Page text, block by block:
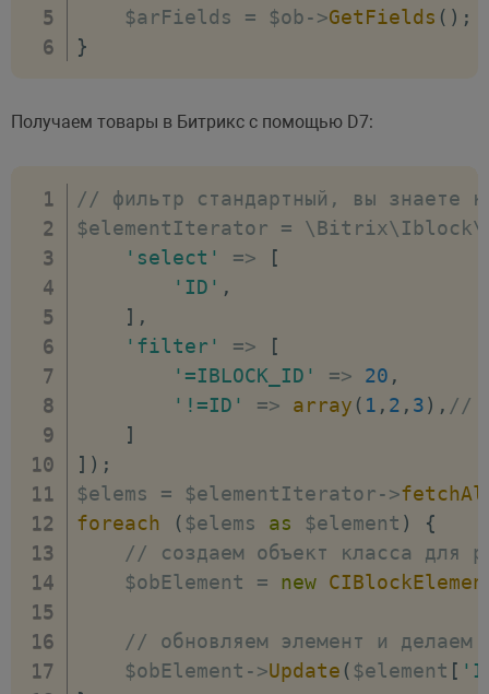
    $arFields
= $ob->GetFields ( ) ;
}
Получаем товары в Битрикс с помощью D7:
// фильтр стандартный, вы знаете
$elementIterator =
'select'
=>
[
'ID' ,
] ,
'filter'
=>
[
'=IBLOCK_ID'
=> 20 ,
'!=ID'
=> array ( 1 , 2 , 3) , //
]
] ) ;
$elems = $elementIterator->
foreach
( $elems as $element )
{
// создаем объект класса для
    $obElement
= new
// обновляем элемент и делаем
    $obElement
->Update ( $element [